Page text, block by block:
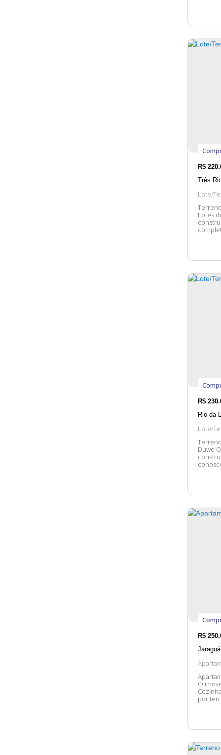
Lote/
R$
Três
Lotes
construir. Topografia plana Ruas asfaltadas
completa Entre em contato conosco para mais
dos
Lote/
R$
Rio da
Duwe O imóvel possui: 13,5m de frente terreno plano ideal para
R$
O imóvel possui: 02
por terreno. OBS: Residencial